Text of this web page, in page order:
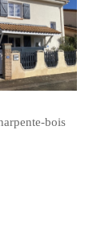
bois